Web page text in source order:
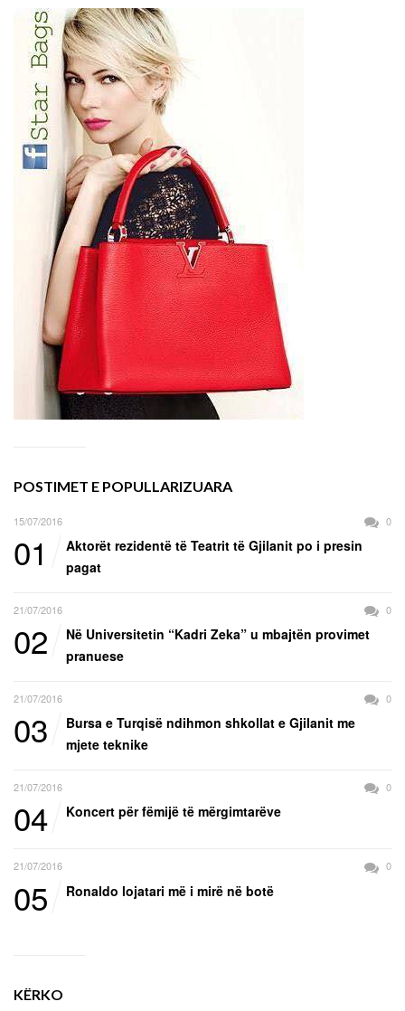
POSTIMET E POPULLARIZUARA
15/07/2016 0
01
Aktorët rezidentë të Teatrit të Gjilanit po i presin
pagat
21/07/2016 0
02
Në Universitetin “Kadri Zeka” u mbajtën provimet
pranuese
21/07/2016 0
03
Bursa e Turqisë ndihmon shkollat e Gjilanit me
mjete teknike
21/07/2016 0
04 Koncert për fëmijë të mërgimtarëve
21/07/2016 0
05 Ronaldo lojatari më i mirë në botë
KËRKO